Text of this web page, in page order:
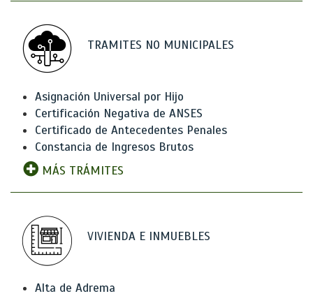
TRAMITES NO MUNICIPALES
Asignación Universal por Hijo
Certificación Negativa de ANSES
Certificado de Antecedentes Penales
Constancia de Ingresos Brutos
MÁS TRÁMITES
VIVIENDA E INMUEBLES
Alta de Adrema